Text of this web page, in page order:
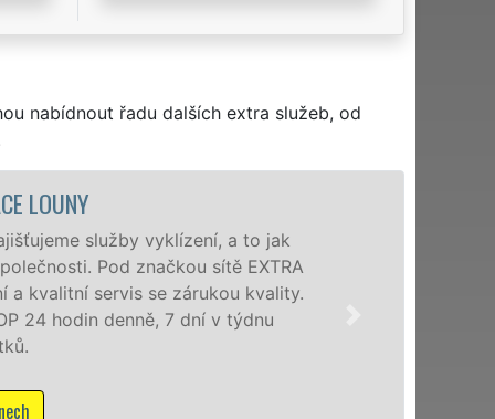
nabídnout řadu dalších extra služeb, od